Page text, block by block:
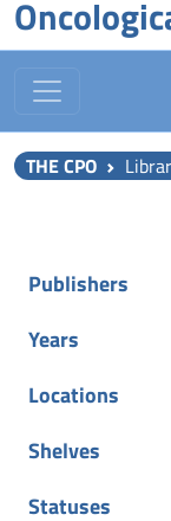
THE CPO
Publishers
Years
Locations
Shelves
Statuses